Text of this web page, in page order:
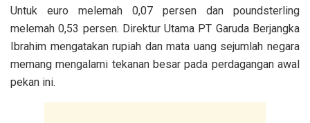
Untuk euro melemah 0,07 persen dan poundsterling
melemah 0,53 persen. Direktur Utama PT Garuda Berjangka
Ibrahim mengatakan rupiah dan mata uang sejumlah negara
memang mengalami tekanan besar pada perdagangan awal
pekan ini.